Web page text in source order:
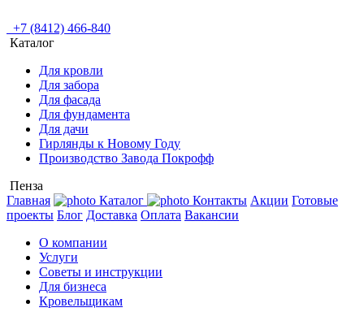
+7 (8412) 466-840
Каталог
Для кровли
Для забора
Для фасада
Для фундамента
Для дачи
Гирлянды к Новому Году
Производство Завода Покрофф
Пенза
Главная
Каталог Контакты Акции Готовые
проекты Блог Доставка Оплата Вакансии
О компании
Услуги
Советы и инструкции
Для бизнеса
Кровельщикам